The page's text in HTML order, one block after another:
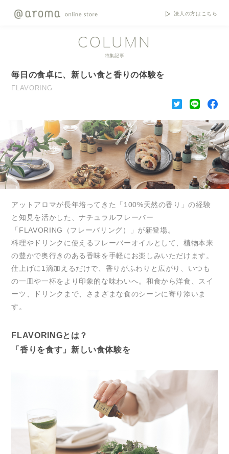
法人の方はこちら
COLUMN
特集記事
毎日の食卓に、新しい食と香りの体験を
FLAVORING
アットアロマが長年培ってきた「100%天然の香り」の経験
と知見を活かした、ナチュラルフレーバー
「FLAVORING（フレーバリング）」が新登場。
料理やドリンクに使えるフレーバーオイルとして、植物本来
の豊かで奥行きのある香味を手軽にお楽しみいただけます。
仕上げに1滴加えるだけで、香りがふわりと広がり、いつも
の一皿や一杯をより印象的な味わいへ。和食から洋食、スイ
ーツ、ドリンクまで、さまざまな食のシーンに寄り添いま
す。
FLAVORINGとは？
「香りを食す」新しい食体験を